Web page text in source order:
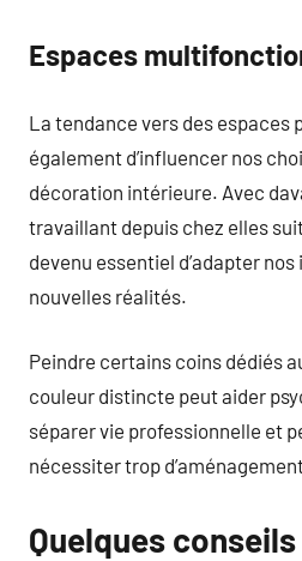
Espaces
La tendance vers des espaces
également d’influencer nos
décoration intérieure. Avec
travaillant depuis chez elles
devenu essentiel d’adapter
nouvelles réalités.
Peindre certains coins dédiés
couleur distincte peut aider
séparer vie professionnelle et
nécessiter trop
Quelques